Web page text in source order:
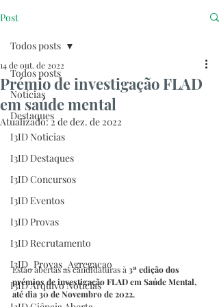
Post
Todos posts
Notícias
Destaques
I3ID Noticias
I3ID Destaques
I3ID Concursos
I3ID Eventos
I3ID Provas
I3ID Recrutamento
I3ID_Provas_Agregacao
I3ID Arquivo Notícias
Todos posts
Prémio de investigação FLAD
em saúde mental
14 de out. de 2022
Atualizado:2 de dez. de 2022
Estão abertas as candidaturas à 3ª edição dos
prémios de investigação FLAD em Saúde Mental,
até dia 30 de Novembro de 2022.